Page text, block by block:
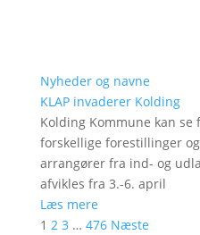
Nyheder og navne
KLAP invaderer Kolding
Kolding Kommune kan
forskellige forestillinger
arrangører fra ind- og
afvikles fra 3.-6. april
Læs mere
1 2 3 … 476 Næste